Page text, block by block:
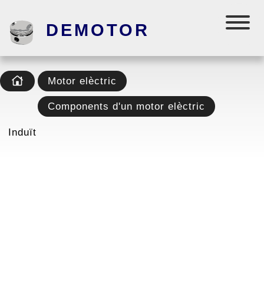
DEMOTOR
Motor elèctric
Components d'un motor elèctric
Induït